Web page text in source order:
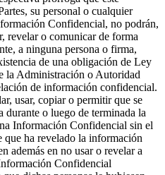
su personal o cualquier
Confidencial, no podrán,
revelar o comunicar de forma
a ninguna persona o firma,
de una obligación de Ley
la Administración o Autoridad
de información confidencial.
usar, copiar o permitir que se
durante o luego de terminada la
Información Confidencial sin el
que ha revelado la información
además en no usar o revelar a
Confidencial